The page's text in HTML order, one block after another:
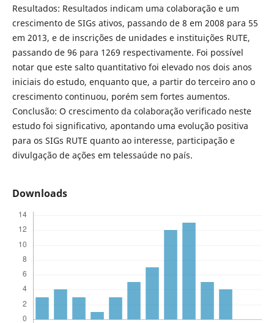
Resultados: Resultados indicam uma colaboração e um
crescimento de SIGs ativos, passando de 8 em 2008 para 55
em 2013, e de inscrições de unidades e instituições RUTE,
passando de 96 para 1269 respectivamente. Foi possível
notar que este salto quantitativo foi elevado nos dois anos
iniciais do estudo, enquanto que, a partir do terceiro ano o
crescimento continuou, porém sem fortes aumentos.
Conclusão: O crescimento da colaboração verificado neste
estudo foi significativo, apontando uma evolução positiva
para os SIGs RUTE quanto ao interesse, participação e
divulgação de ações em telessaúde no país.
Downloads